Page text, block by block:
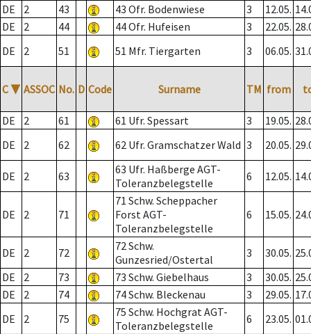
DE
2 43 43 Ofr. Bodenwiese 3 12.05.
DE
2 44 44 Ofr. Hufeisen 3 22.05.
DE
2 51 51 Mfr. Tiergarten 3 06.05.
C ▼ ASSOC No. D Code Surname TM from
DE 2 61 61 Ufr. Spessart 3 19.05.
DE
2 62 62 Ufr. Gramschatzer Wald 3 20.05.
DE 2 63
63 Ufr. Haßberge AGT-
Toleranzbelegstelle
6 12.05.
DE 2 71
71 Schw. Scheppacher
Forst AGT-
Toleranzbelegstelle
6 15.05.
DE 2 72
72 Schw.
Gunzesried/Ostertal
3 30.05.
DE
2 73 73 Schw. Giebelhaus 3 30.05.
DE
2 74 74 Schw. Bleckenau 3 29.05.
DE
2 75
75 Schw. Hochgrat AGT-
Toleranzbelegstelle
6 23.05.